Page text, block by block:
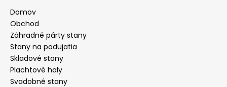
Domov
Obchod
Záhradné párty stany
Stany na podujatia
Skladové stany
Plachtové haly
Svadobné stany